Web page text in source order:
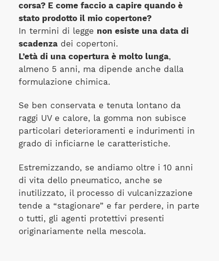
corsa? E come faccio a capire quando è
stato prodotto il mio copertone?
In termini di legge non esiste una data di
scadenzadei copertoni.
L’età di una copertura è molto lunga,
almeno 5 anni, ma dipende anche dalla
formulazione chimica.
Se ben conservata e tenuta lontano da
raggi UV e calore, la gomma non subisce
particolari deterioramenti e indurimenti in
grado di inficiarne le caratteristiche.
Estremizzando, se andiamo oltre i 10 anni
di vita dello pneumatico, anche se
inutilizzato, il processo di vulcanizzazione
tende a “stagionare” e far perdere, in parte
o tutti, gli agenti protettivi presenti
originariamente nella mescola.